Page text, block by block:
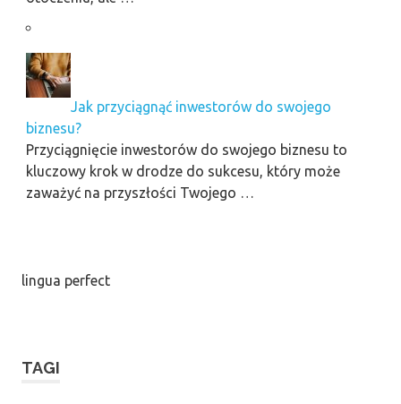
Jak przyciągnąć inwestorów do swojego
biznesu?
Przyciągnięcie inwestorów do swojego biznesu to
kluczowy krok w drodze do sukcesu, który może
zaważyć na przyszłości Twojego …
lingua perfect
TAGI